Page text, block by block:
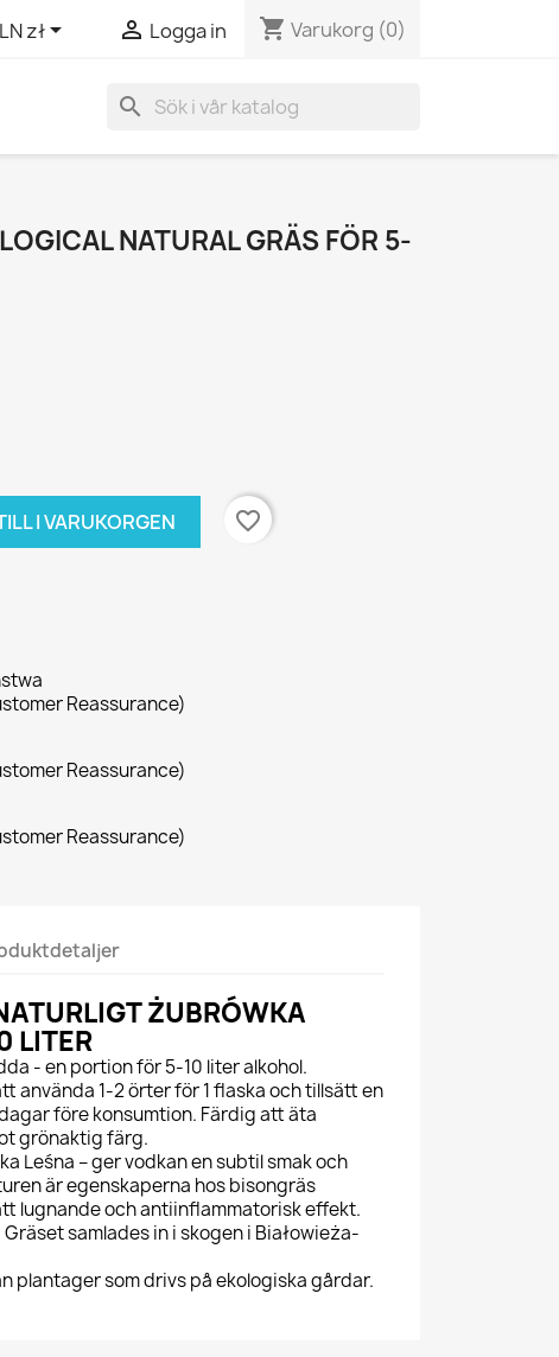
zł  Logga in shopping_cart Varukorg (0)
search
NATURAL GRÄS FÖR 5-
I VARUKORGEN favorite_border
Reassurance)
Reassurance)
Reassurance)
ŻUBRÓWKA
LITER
- en portion för 5-10 liter alkohol.
använda 1-2 örter för 1 flaska och tillsätt en
före konsumtion. Färdig att äta
grönaktig färg.
Leśna – ger vodkan en subtil smak och
är egenskaperna hos bisongräs
lugnande och antiinflammatorisk effekt.
samlades in i skogen i Białowieża-
plantager som drivs på ekologiska gårdar.